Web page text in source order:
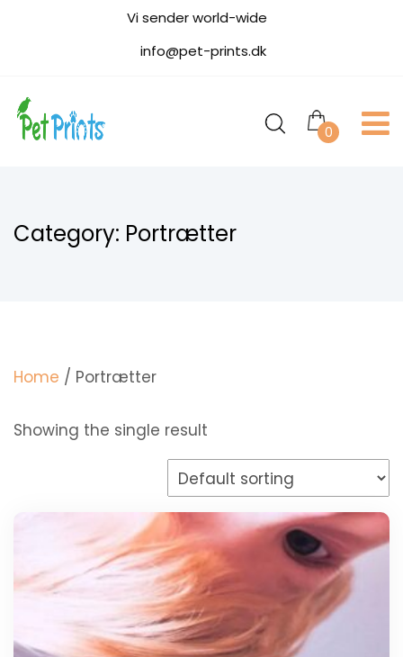
Vi sender world-wide
info@pet-prints.dk
0
Category: Portrætter
Home / Portrætter
Showing the single result